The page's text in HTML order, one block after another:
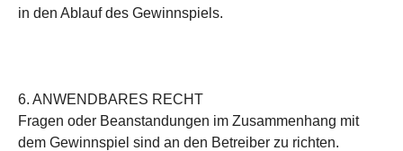
in den Ablauf des Gewinnspiels.
6. ANWENDBARES RECHT
Fragen oder Beanstandungen im Zusammenhang mit
dem Gewinnspiel sind an den Betreiber zu richten.